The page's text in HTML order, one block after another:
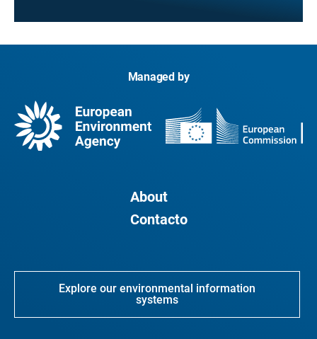
Managed by
About
Contacto
Explore our environmental information
systems